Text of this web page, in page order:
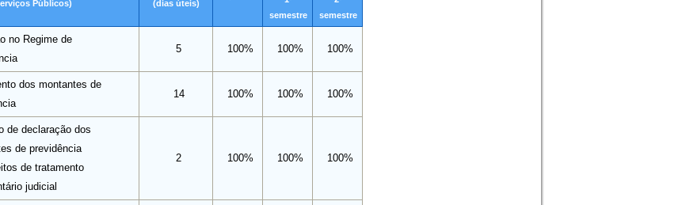
Públicos)
(dias úteis)
semestre
semestre
no Regime de
5 100% 100% 100%
dos montantes de
14 100% 100% 100%
de declaração dos
de previdência
de tratamento
judicial
2 100% 100% 100%